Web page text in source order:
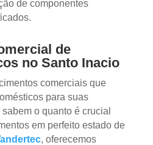
de componentes
de
no Santo Inacio
comerciais que
para suas
o quanto é crucial
em perfeito estado de
, oferecemos